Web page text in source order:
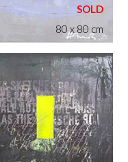
80 x 80 cm